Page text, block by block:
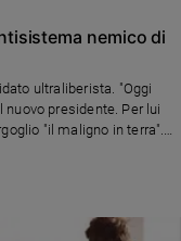
nemico di
ultraliberista. "Oggi
presidente. Per lui
"il maligno in terra".
con un presidente